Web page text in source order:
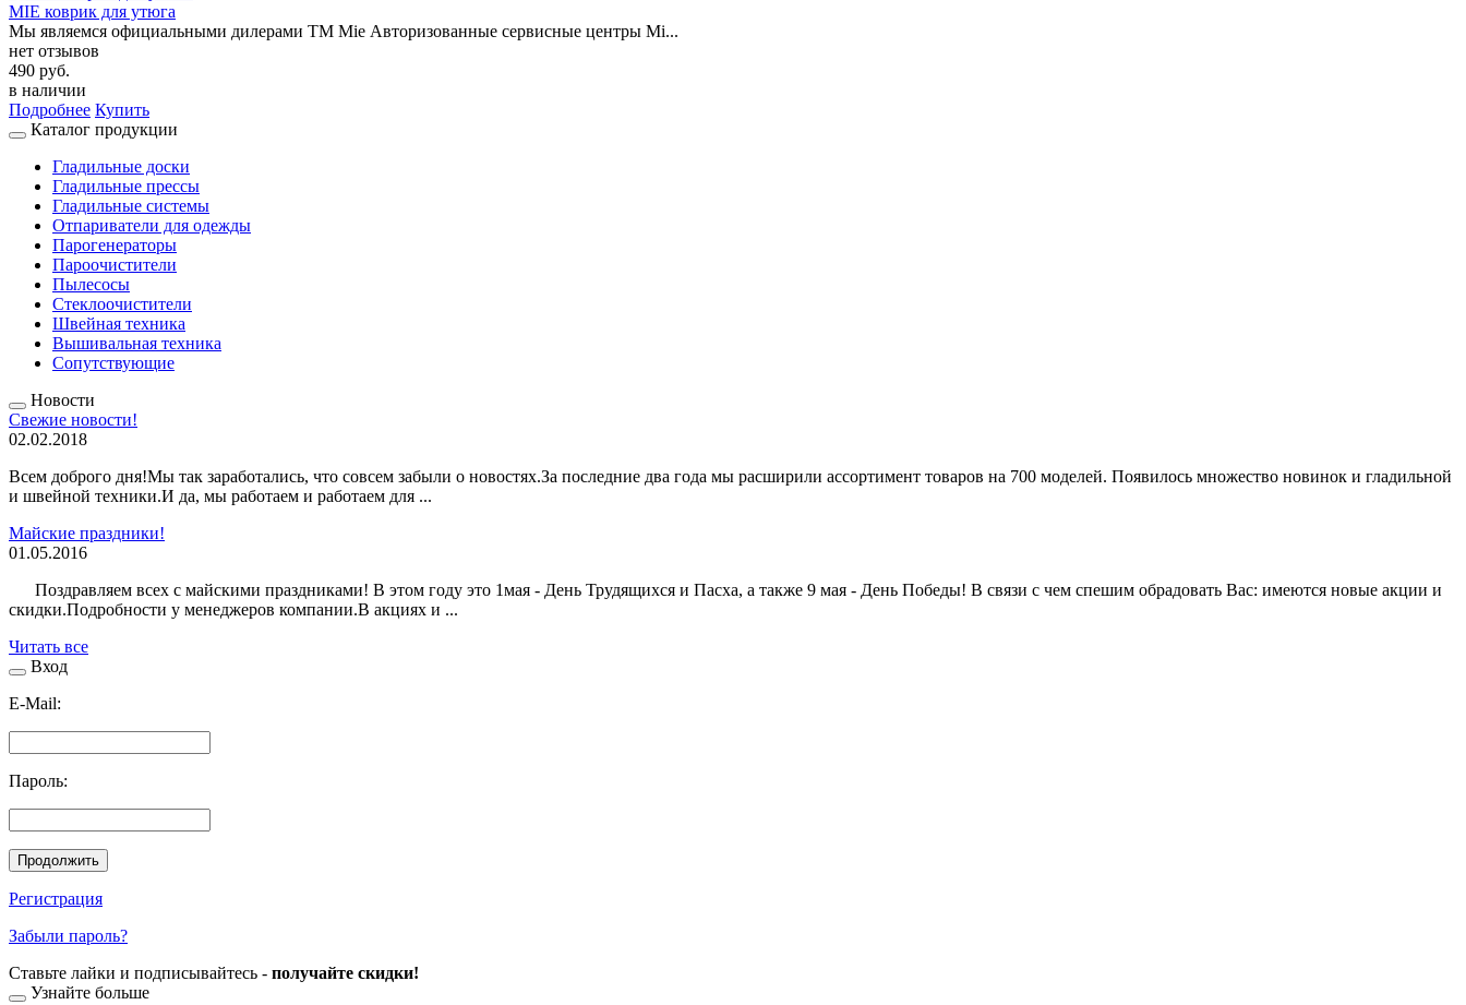
MIE коврик для утюга
Мы являемся официальными дилерами ТМ Mie Авторизованные сервисные центры Mi...
нет отзывов
490 руб.
в наличии
Подробнее Купить
Каталог продукции
Гладильные доски
Гладильные прессы
Гладильные системы
Отпариватели для одежды
Парогенераторы
Пароочистители
Пылесосы
Стеклоочистители
Швейная техника
Вышивальная техника
Сопутствующие
Новости
Свежие новости!
02.02.2018
Всем доброго дня!Мы так заработались, что совсем забыли о новостях.За последние два года мы расширили ассортимент товаров на 700 моделей. Появилось множество новинок и гладильной
и швейной техники.И да, мы работаем и работаем для ...
Майские праздники!
01.05.2016
Поздравляем всех с майскими праздниками! В этом году это 1мая - День Трудящихся и Пасха, а также 9 мая - День Победы! В связи с чем спешим обрадовать Вас: имеются новые акции и
скидки.Подробности у менеджеров компании.В акциях и ...
Читать все
Вход
E-Mail:
Пароль:
Продолжить
Регистрация
Забыли пароль?
Ставьте лайки и подписывайтесь - получайте скидки!
Узнайте больше